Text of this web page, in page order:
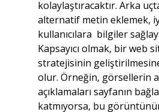
kolaylaştıracaktır. Arka
alternatif metin eklemek,
kullanıcılara  bilgiler
Kapsayıcı olmak, bir web
stratejisinin geliştirilmesine
olur. Örneğin, görsellerin
açıklamaları sayfanın
katmıyorsa, bu